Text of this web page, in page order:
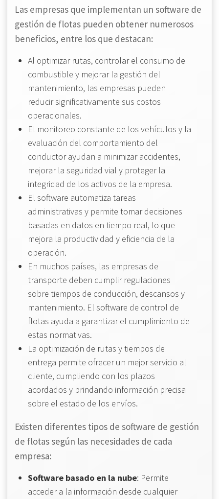
Las empresas que implementan un software de
gestión de flotas pueden obtener numerosos
beneficios, entre los que destacan:
Al optimizar rutas, controlar el consumo de
combustible y mejorar la gestión del
mantenimiento, las empresas pueden
reducir significativamente sus costos
operacionales.
El monitoreo constante de los vehículos y la
evaluación del comportamiento del
conductor ayudan a minimizar accidentes,
mejorar la seguridad vial y proteger la
integridad de los activos de la empresa.
El software automatiza tareas
administrativas y permite tomar decisiones
basadas en datos en tiempo real, lo que
mejora la productividad y eficiencia de la
operación.
En muchos países, las empresas de
transporte deben cumplir regulaciones
sobre tiempos de conducción, descansos y
mantenimiento. El software de control de
flotas ayuda a garantizar el cumplimiento de
estas normativas.
La optimización de rutas y tiempos de
entrega permite ofrecer un mejor servicio al
cliente, cumpliendo con los plazos
acordados y brindando información precisa
sobre el estado de los envíos.
Existen diferentes tipos de software de gestión
de flotas según las necesidades de cada
empresa:
Software basado en la nube: Permite
acceder a la información desde cualquier